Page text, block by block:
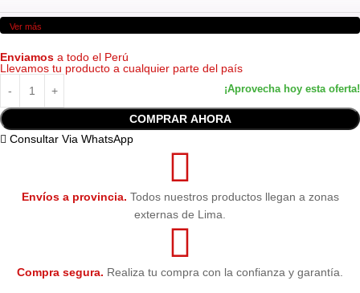
Volumen 220 ml
Tecnología UltraChrome K3
Compatibilidad Stylus Pro 4800 y 4880
Nuevo — Original de fábrica
Garantía Garantía 6 meses (Epson Perú)
Ver más
Enviamos a todo el Perú
Llevamos tu producto a cualquier parte del país
COMPRAR AHORA
Consultar Via WhatsApp
Envíos a provincia. Todos nuestros productos llegan a zonas
externas de Lima.
Compra segura. Realiza tu compra con la confianza y garantía.